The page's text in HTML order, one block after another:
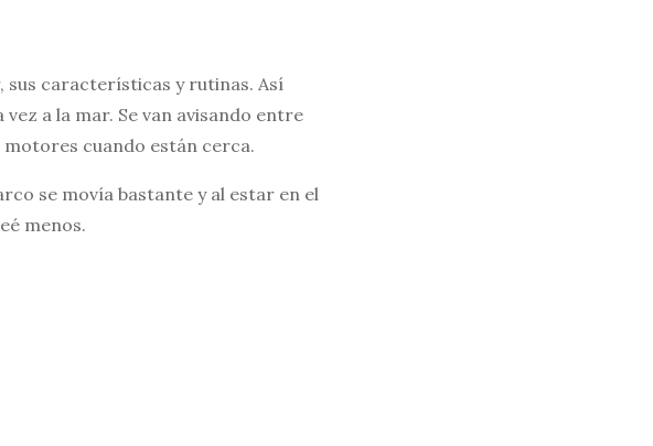
sus características y rutinas. Así
a la mar. Se van avisando entre
motores cuando están cerca.
se movía bastante y al estar en el
menos.